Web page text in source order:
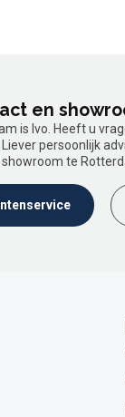
en
is Ivo. Heeft u
persoonlijk
te